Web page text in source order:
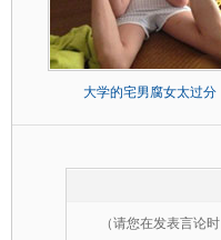
大学的宅男腐女太过分
（请您在发表言论